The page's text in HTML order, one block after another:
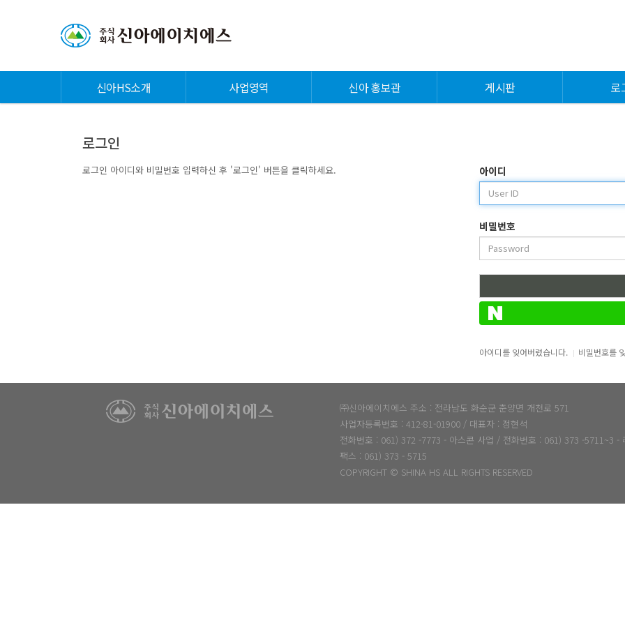
신아HS소개 사업영역 신아 홍보관 게시판 로
로그인
로그인 아이디와 비밀번호 입력하신 후 '로그인' 버튼을 클릭하세요. 아이디
비밀번호
아이디를 잊어버렸습니다. 비밀번호를
㈜신아에이치에스 주소 : 전라남도 화순군 춘양면 개천로 571
사업자등록번호 : 412-81-01900 / 대표자 : 정현석
전화번호 : 061) 372 -7773 - 아스콘 사업 / 전화번호 : 061) 373 -5711~3 -
팩스 : 061) 373 - 5715
COPYRIGHT © SHINA HS ALL RIGHTS RESERVED